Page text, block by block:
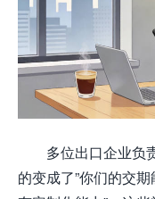
多位出口企业负
的变成了”你们的交期